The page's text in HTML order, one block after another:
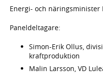
Energi- och näringsminister
Paneldeltagare:
Simon-Erik Ollus,
kraftproduktion
Malin Larsson, VD